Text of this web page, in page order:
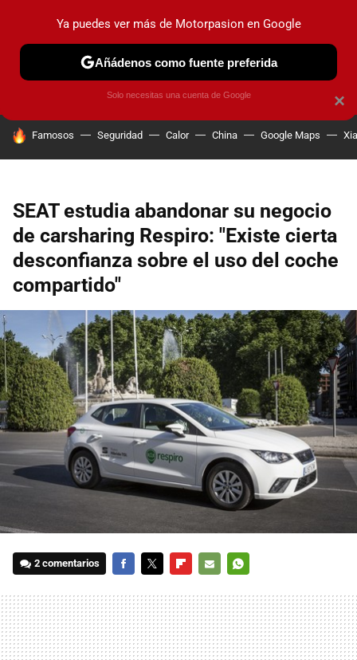
PRUEBAS COCHES ELÉCTRICOS OBSERVATORIO
HOY SE HABLA DE
Famosos Seguridad Calor China Google Maps
SEAT estudia abandonar su negocio
de carsharing Respiro: "Existe cierta
desconfianza sobre el uso del coche
compartido"
2 comentarios
MAIL
×
Ya puedes ver más de Motorpasion en Google
Añádenos como fuente preferida
Solo necesitas una cuenta de Google